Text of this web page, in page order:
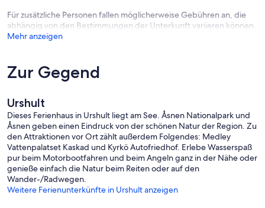
In der Astrid-Lindgrens-Värld in Vimmerby können Sie die Villa
Kunterbunt, den Hof Katthult, den Mattiswald und viele andere
Am Sonntag lockt der größte Trödelmarkt Smalands im ca. 60 km
entfernten Moheda.
———————
Hinweis:
Wie in Schweden üblich, ist das Haus bei Abfahrt zu reinigen. So
fallen keine zusätzlichen Kosten an. Wer vor 10 Uhr anreist, muss
eine externe Reinigung in Anspruch nehmen. Auf Nachfrage
können wir aber eine externe Reinigung für 100€ vermitteln.
Für zusätzliche Personen fallen möglicherweise Gebühren an, die
abhängig von den Bestimmungen der Unterkunft variieren können.
Mehr anzeigen
Zur Gegend
Urshult
Dieses Ferienhaus in Urshult liegt am See. Åsnen Nationalpark und
Åsnen geben einen Eindruck von der schönen Natur der Region. Zu
den Attraktionen vor Ort zählt außerdem Folgendes: Medley
Vattenpalatset Kaskad und Kyrkö Autofriedhof. Erlebe Wasserspaß
pur beim Motorbootfahren und beim Angeln ganz in der Nähe oder
genieße einfach die Natur beim Reiten oder auf den
Wander-/Radwegen.
Weitere Ferienunterkünfte in Urshult anzeigen